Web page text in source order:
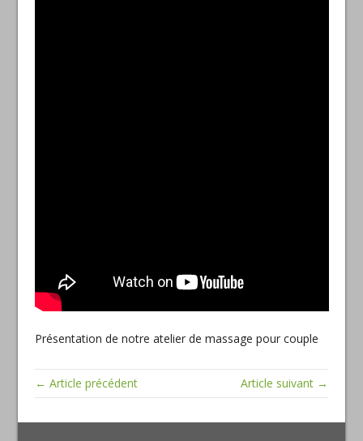
Présentation de notre atelier de massage pour couple
← Article précédent Article suivant →